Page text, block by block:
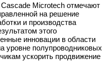
Microtech отмечают
на решение
и производства
этого
инновации в области
уровне полупроводниковых
ускорить продвижение